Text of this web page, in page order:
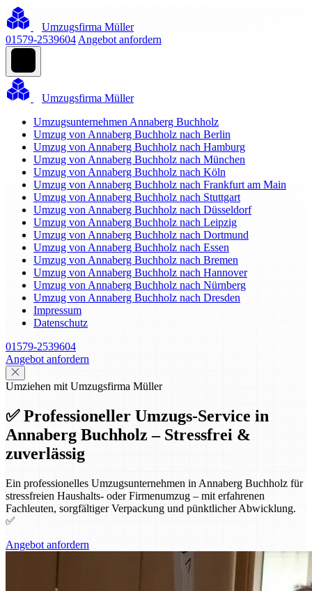
Umzugsfirma Müller
01579-2539604 Angebot anfordern
Umzugsfirma Müller
Umzugsunternehmen Annaberg Buchholz
Umzug von Annaberg Buchholz nach Berlin
Umzug von Annaberg Buchholz nach Hamburg
Umzug von Annaberg Buchholz nach München
Umzug von Annaberg Buchholz nach Köln
Umzug von Annaberg Buchholz nach Frankfurt am Main
Umzug von Annaberg Buchholz nach Stuttgart
Umzug von Annaberg Buchholz nach Düsseldorf
Umzug von Annaberg Buchholz nach Leipzig
Umzug von Annaberg Buchholz nach Dortmund
Umzug von Annaberg Buchholz nach Essen
Umzug von Annaberg Buchholz nach Bremen
Umzug von Annaberg Buchholz nach Hannover
Umzug von Annaberg Buchholz nach Nürnberg
Umzug von Annaberg Buchholz nach Dresden
Impressum
Datenschutz
01579-2539604
Angebot anfordern
Umziehen mit Umzugsfirma Müller
✅ Professioneller Umzugs-Service in
Annaberg Buchholz – Stressfrei &
zuverlässig
Ein professionelles Umzugsunternehmen in Annaberg Buchholz für
stressfreien Haushalts- oder Firmenumzug – mit erfahrenen
Fachleuten, sorgfältiger Verpackung und pünktlicher Abwicklung.
✅
Angebot anfordern